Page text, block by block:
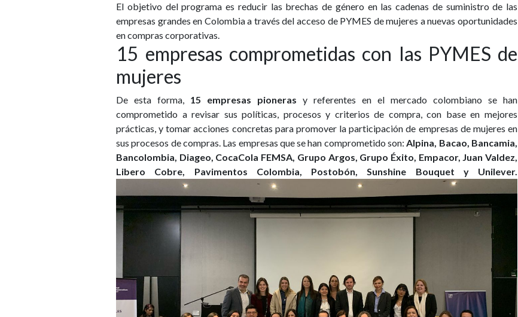
El objetivo del programa es reducir las brechas de género en las cadenas de suministro de las
empresas grandes en Colombia a través del acceso de PYMES de mujeres a nuevas oportunidades
en compras corporativas.
15 empresas comprometidas con las PYMES de
mujeres
De esta forma, 15 empresas pioneras y referentes en el mercado colombiano se han
comprometido a revisar sus políticas, procesos y criterios de compra, con base en mejores
prácticas, y tomar acciones concretas para promover la participación de empresas de mujeres en
sus procesos de compras. Las empresas que se han comprometido son:Alpina, Bacao, Bancamia,
Bancolombia, Diageo, CocaCola FEMSA, Grupo Argos, Grupo Éxito, Empacor, Juan Valdez,
Libero Cobre, Pavimentos Colombia, Postobón, Sunshine Bouquet y Unilever.